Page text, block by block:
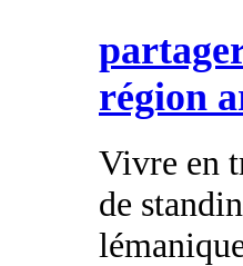
région
Vivre en
de